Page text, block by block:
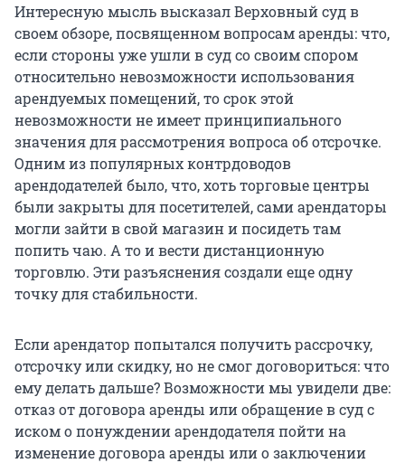
Интересную мысль высказал Верховный суд в
своем обзоре, посвященном вопросам аренды: что,
если стороны уже ушли в суд со своим спором
относительно невозможности использования
арендуемых помещений, то срок этой
невозможности не имеет принципиального
значения для рассмотрения вопроса об отсрочке.
Одним из популярных контрдоводов
арендодателей было, что, хоть торговые центры
были закрыты для посетителей, сами арендаторы
могли зайти в свой магазин и посидеть там
попить чаю. А то и вести дистанционную
торговлю. Эти разъяснения создали еще одну
точку для стабильности.
Если арендатор попытался получить рассрочку,
отсрочку или скидку, но не смог договориться: что
ему делать дальше? Возможности мы увидели две:
отказ от договора аренды или обращение в суд с
иском о понуждении арендодателя пойти на
изменение договора аренды или о заключении